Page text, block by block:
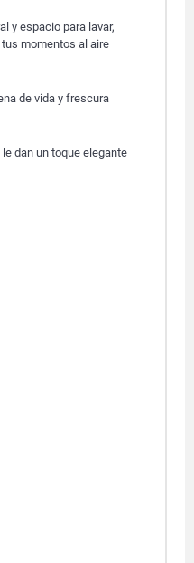
y espacio para lavar,
momentos al aire
de vida y frescura
le dan un toque elegante